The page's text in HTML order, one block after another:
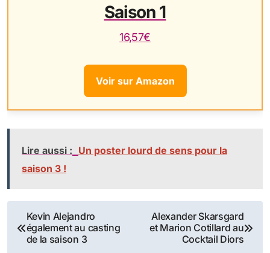
Saison 1
16,57€
Voir sur Amazon
Lire aussi : Un poster lourd de sens pour la
saison 3 !
Navigation
de
Kevin Alejandro
également au casting
de la saison 3
Alexander Skarsgard
et Marion Cotillard au
Cocktail Diors